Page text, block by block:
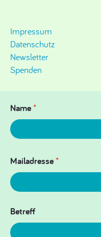
Impressum
Datenschutz
Newsletter
Spenden
Name*
Mailadresse*
Betreff